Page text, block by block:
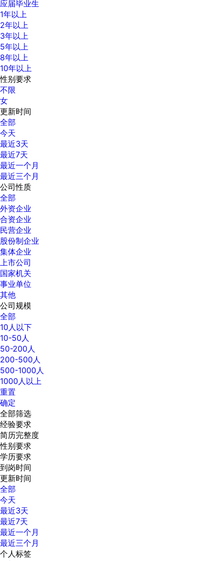
应届毕业生
1年以上
2年以上
3年以上
5年以上
8年以上
10年以上
性别要求
不限
女
更新时间
全部
今天
最近3天
最近7天
最近一个月
最近三个月
公司性质
全部
外资企业
合资企业
民营企业
股份制企业
集体企业
上市公司
国家机关
事业单位
其他
公司规模
全部
10人以下
10-50人
50-200人
200-500人
500-1000人
1000人以上
重置
确定
全部筛选
经验要求
简历完整度
性别要求
学历要求
到岗时间
更新时间
全部
今天
最近3天
最近7天
最近一个月
最近三个月
个人标签